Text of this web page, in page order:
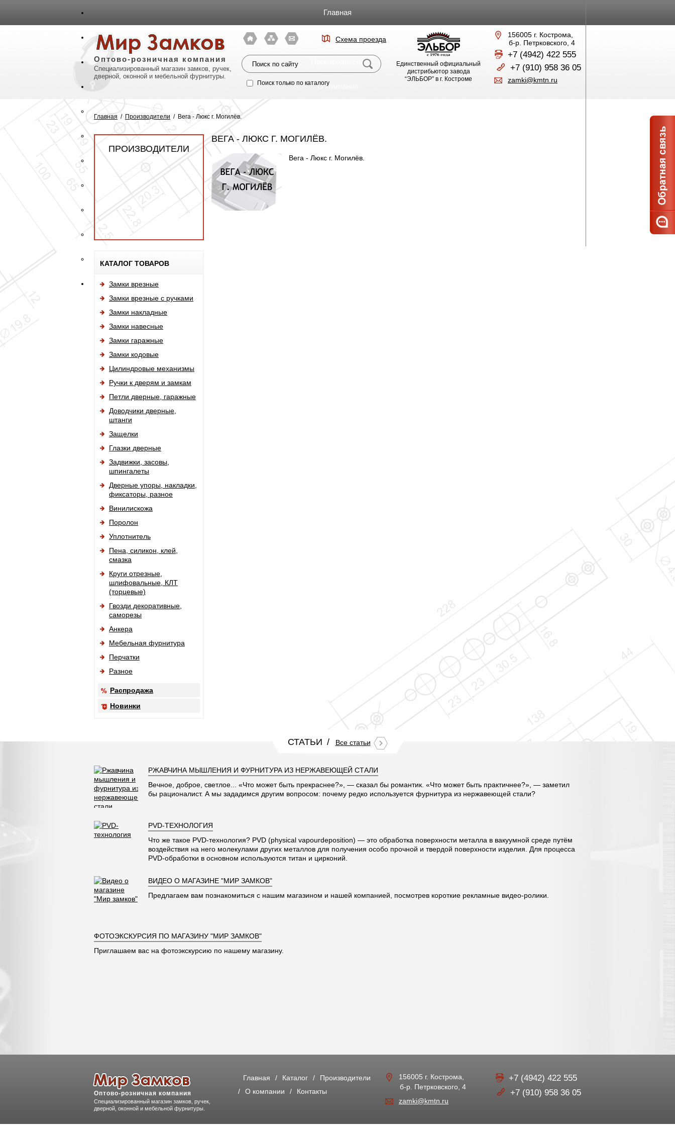
Главная
Каталог
Производители
О компании
Статьи
Оптово-розничная компания
Специализированный магазин замков, ручек,
дверной, оконной и мебельной фурнитуры.
Схема проезда
Поиск только по каталогу
Единственный официальный
дистрибьютор завода
“ЭЛЬБОР” в г. Костроме
156005 г. Кострома,
б-р. Петрковского, 4
+7 (4942) 422 555
+7 (910) 958 36 05
zamki@kmtn.ru
Главная / Производители / Вега - Люкс г. Могилёв.
ПРОИЗВОДИТЕЛИ
КАТАЛОГ ТОВАРОВ
Замки врезные
Замки врезные с ручками
Замки накладные
Замки навесные
Замки гаражные
Замки кодовые
Цилиндровые механизмы
Ручки к дверям и замкам
Петли дверные, гаражные
Доводчики дверные,
штанги
Защелки
Глазки дверные
Задвижки, засовы,
шпингалеты
Дверные упоры, накладки,
фиксаторы, разное
Винилискожа
Поролон
Уплотнитель
Пена, силикон, клей,
смазка
Круги отрезные,
шлифовальные, КЛТ
(торцевые)
Гвозди декоративные,
саморезы
Анкера
Мебельная фурнитура
Перчатки
Разное
Распродажа
Новинки
ВЕГА - ЛЮКС Г. МОГИЛЁВ.
Вега - Люкс г. Могилёв.
СТАТЬИ Все статьи
РЖАВЧИНА МЫШЛЕНИЯ И ФУРНИТУРА ИЗ НЕРЖАВЕЮЩЕЙ СТАЛИ
Вечное, доброе, светлое... «Что может быть прекраснее?», — сказал бы романтик. «Что может быть практичнее?», — заметил
бы рационалист. А мы зададимся другим вопросом: почему редко используется фурнитура из нержавеющей стали?
PVD-ТЕХНОЛОГИЯ
Что же такое PVD-технология? PVD (physical vapourdeposition) — это обработка поверхности металла в вакуумной среде путём
воздействия на него молекулами других металлов для получения особо прочной и твердой поверхности изделия. Для процесса
PVD-обработки в основном используются титан и цирконий.
ВИДЕО О МАГАЗИНЕ "МИР ЗАМКОВ"
Предлагаем вам познакомиться с нашим магазином и нашей компанией, посмотрев короткие рекламные видео-ролики.
ФОТОЭКСКУРСИЯ ПО МАГАЗИНУ "МИР ЗАМКОВ"
Приглашаем вас на фотоэкскурсию по нашему магазину.
Оптово-розничная компания
Специализированный магазин замков, ручек,
дверной, оконной и мебельной фурнитуры.
Главная Каталог
Производители
О компании
Контакты
156005 г. Кострома,
б-р. Петрковского, 4
zamki@kmtn.ru
+7 (4942) 422 555
+7 (910) 958 36 05